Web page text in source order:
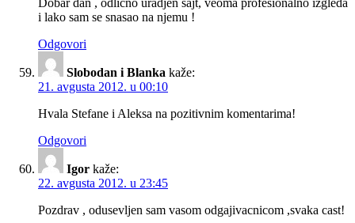
i lako sam se snasao na njemu !
Odgovori
Slobodan i Blanka kaže:
21. avgusta 2012. u 00:10
Hvala Stefane i Aleksa na pozitivnim komentarima!
Odgovori
Igor kaže:
22. avgusta 2012. u 23:45
Pozdrav , odusevljen sam vasom odgajivacnicom ,svaka cast!